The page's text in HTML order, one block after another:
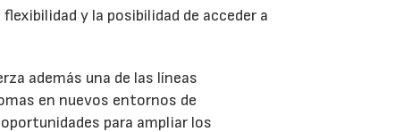
y la posibilidad de acceder a
además una de las líneas
en nuevos entornos de
para ampliar los